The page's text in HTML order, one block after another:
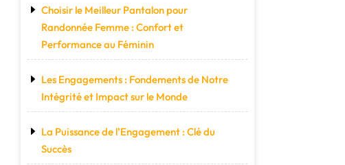
Choisir le Meilleur Pantalon pour
Randonnée Femme : Confort et
Performance au Féminin
Les Engagements : Fondements de Notre
Intégrité et Impact sur le Monde
La Puissance de l’Engagement : Clé du
Succès